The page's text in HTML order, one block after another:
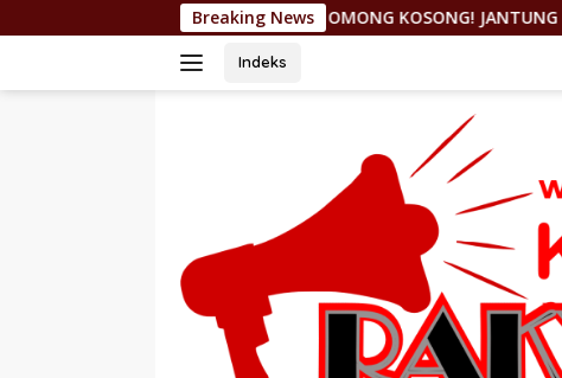
ke
Breaking News
OMONG KOSONG! JANTUNG HILIRISASI NIKEL
Indeks